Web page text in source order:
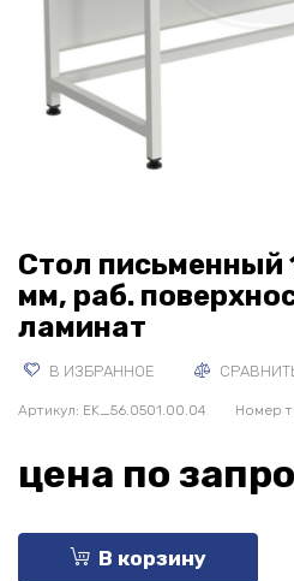
Стол письменный
мм, раб.
ламинат
В ИЗБРАННОЕ
Артикул: EK_56.0501.00.04 Номер
цена по
В корзину